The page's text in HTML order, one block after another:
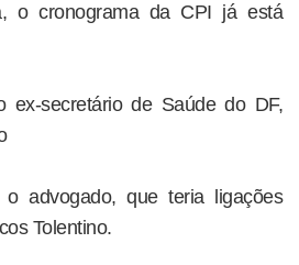
o cronograma da CPI já está
ex-secretário de Saúde do DF,
o advogado, que teria ligações
Tolentino.